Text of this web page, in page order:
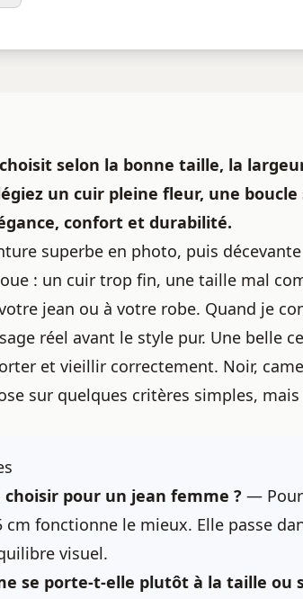
selon la bonne taille, la
un cuir pleine fleur, une
confort et durabilité.
superbe en photo, puis
: un cuir trop fin, une taille mal
jean ou à votre robe. Quand je
réel avant le style pur. Une belle
et vieillir correctement. Noir,
sur quelques critères simples, mais
pour un jean femme ? —
cm fonctionne le mieux. Elle passe
visuel.
se porte-t-elle plutôt à la taille ou